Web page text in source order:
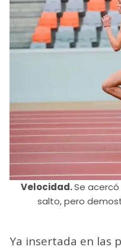
Velocidad.Se
salto, pero
Ya insertada en las